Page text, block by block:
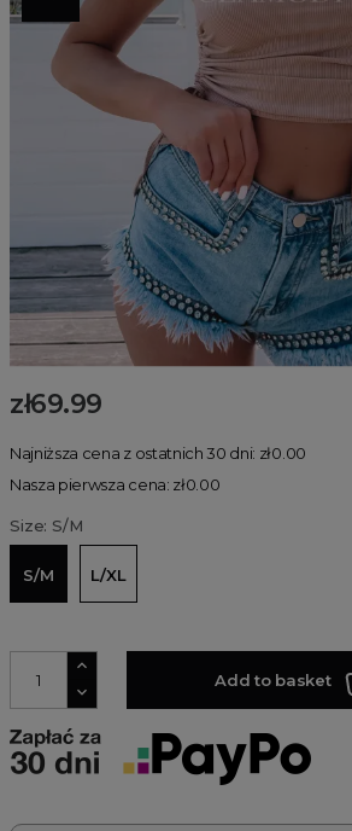
zł69.99
Najniższa cena z ostatnich 30 dni: zł0.00
Nasza pierwsza cena: zł0.00
Size: S/M
S/M L/XL
Add to basket